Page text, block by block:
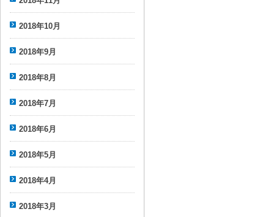
2018年10月
2018年9月
2018年8月
2018年7月
2018年6月
2018年5月
2018年4月
2018年3月